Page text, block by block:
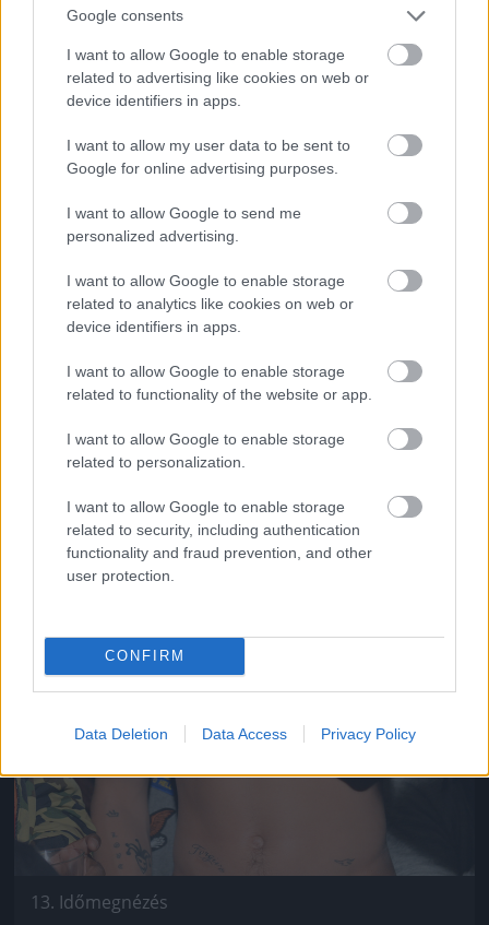
Google consents
I want to allow Google to enable storage
related to advertising like cookies on web or
device identifiers in apps.
I want to allow my user data to be sent to
Google for online advertising purposes.
I want to allow Google to send me
personalized advertising.
I want to allow Google to enable storage
related to analytics like cookies on web or
device identifiers in apps.
I want to allow Google to enable storage
related to functionality of the website or app.
I want to allow Google to enable storage
related to personalization.
I want to allow Google to enable storage
related to security, including authentication
functionality and fraud prevention, and other
user protection.
CONFIRM
Data Deletion Data Access Privacy Policy
Fotó: Ad/x17Online.com / Northfoto
Jön még kép!
13. Időmegnézés